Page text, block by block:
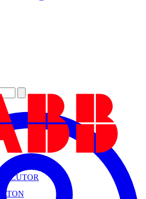
CIRCUTOR
EATON